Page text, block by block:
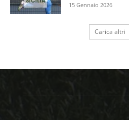
15 Gennaio 2026
Carica altri